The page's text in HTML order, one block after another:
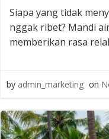
Siapa yang tidak
nggak ribet? Mandi
memberikan rasa
by admin_marketing on